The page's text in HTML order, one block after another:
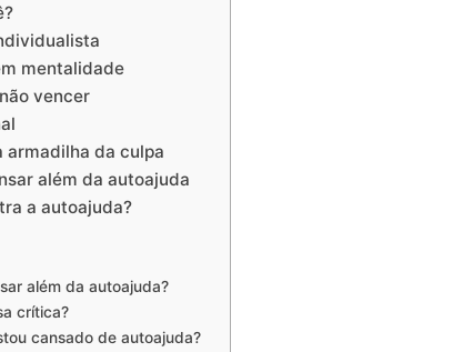
mentalidade
vencer
armadilha da culpa
além da autoajuda
a autoajuda?
além da autoajuda?
crítica?
cansado de autoajuda?